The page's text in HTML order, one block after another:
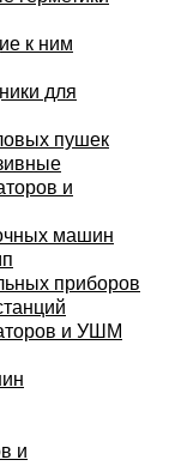
к ним
для
пушек
и
машин
приборов
и УШМ
и